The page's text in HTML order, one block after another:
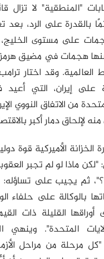
"المنطقية" لا تزال
بالقدرة على الرد، بعد
على مستوى
هجمات في مضيق هرمز،
العالمية. وقد اختار
على إيران، التي
من الاتفاق النووي
الخزانة الأميركية قوة
"لكن ماذا لو لم تجبر
ثم يجيب على
بالوكالة على حلفاء
القليلة ذات
المتحدة". وينهي
"كل مرحلة من مراحل